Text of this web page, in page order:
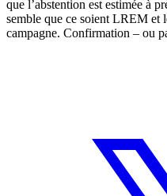
que l’abstention est estimée à
semble que ce soient LREM
campagne. Confirmation – ou